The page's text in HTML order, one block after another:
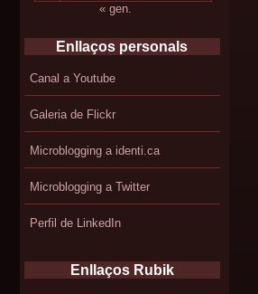
« gen.
Enllaços personals
Canal a Youtube
Galeria de Flickr
Microblogging a identi.ca
Microblogging a Twitter
Perfil de LinkedIn
Enllaços Rubik